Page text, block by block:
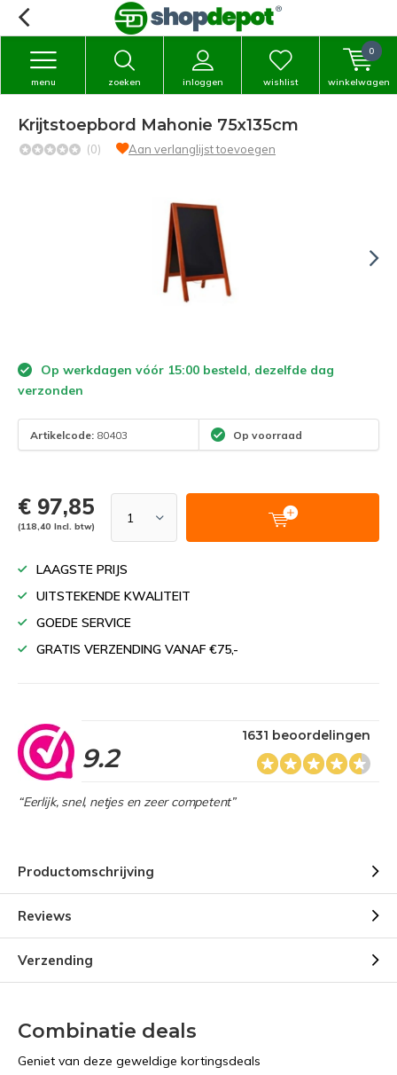
zoeken inloggen
menu wishlist winkelwagen
0
Krijtstoepbord Mahonie 75x135cm
(0) Aan verlanglijst toevoegen
Op werkdagen vóór 15:00 besteld, dezelfde dag
verzonden
Artikelcode: 80403 Op voorraad
€ 97,85
(118,40 Incl. btw)
LAAGSTE PRIJS
UITSTEKENDE KWALITEIT
GOEDE SERVICE
GRATIS VERZENDING VANAF €75,-
9.2
1631 beoordelingen
“Eerlijk, snel, netjes en zeer competent”
Productomschrijving
Reviews
Verzending
Combinatie deals
Geniet van deze geweldige kortingsdeals